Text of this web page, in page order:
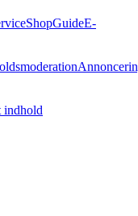
ShopGuideE-
indhold